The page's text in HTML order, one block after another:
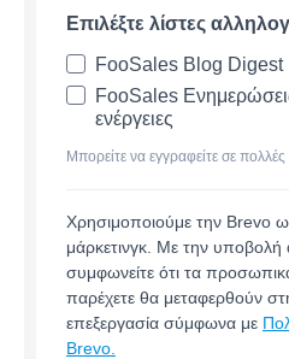
Επιλέξτε λίστες
FooSales Blog Digest
FooSales
ενέργειες
Μπορείτε να εγγραφείτε σε πολλές
Χρησιμοποιούμε την Brevo
μάρκετινγκ. Με την
συμφωνείτε ότι τα
παρέχετε θα μεταφερθούν
επεξεργασία σύμφωνα με
Brevo.